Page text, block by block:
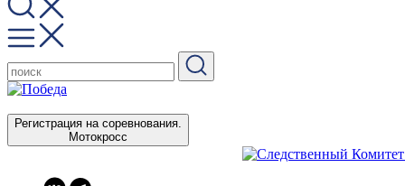
Регистрация на соревнования.
Мотокросс